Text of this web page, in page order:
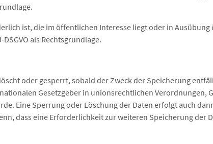
ist, die im öffentlichen Interesse liegt oder in
als Rechtsgrundlage.
oder gesperrt, sobald der Zweck der Speicherung
Gesetzgeber in unionsrechtlichen Verordnungen,
Eine Sperrung oder Löschung der Daten erfolgt auch
dass eine Erforderlichkeit zur weiteren Speicherung der